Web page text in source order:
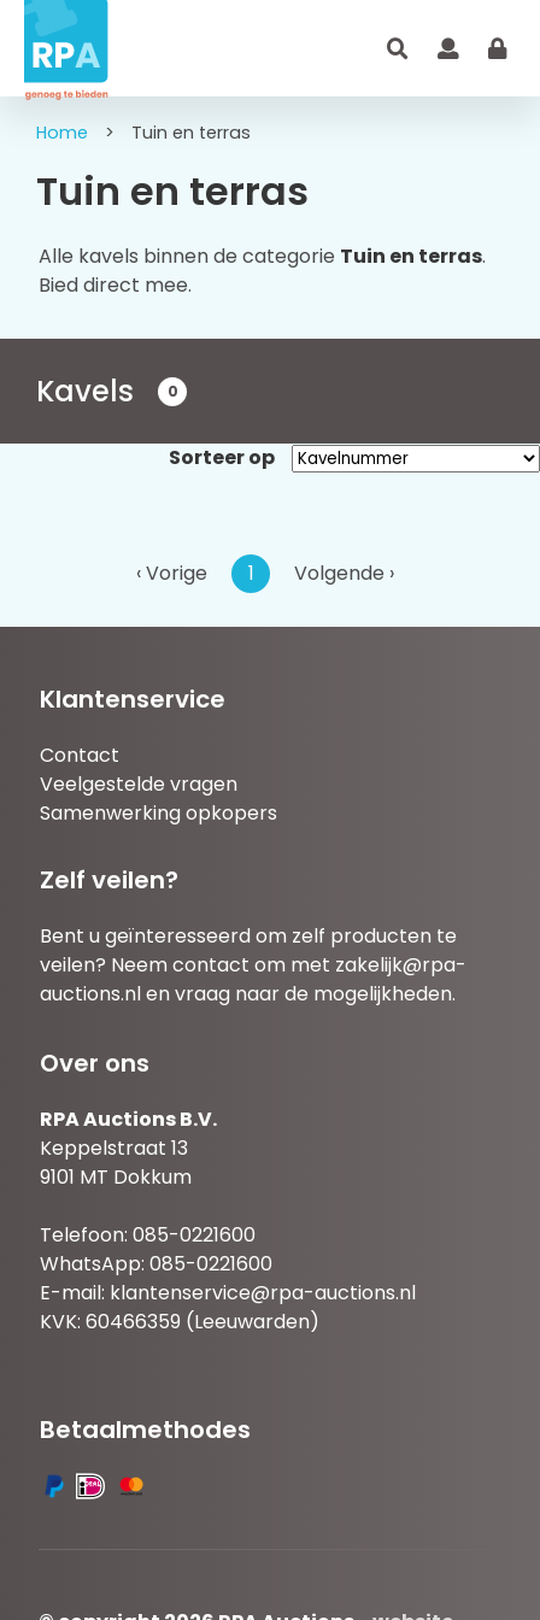
Home > Tuin en terras
Tuin en terras
Alle kavels binnen de categorie Tuin en terras.
Bied direct mee.
Kavels 0
Sorteer op
‹ Vorige 1 Volgende ›
Klantenservice
Contact
Veelgestelde vragen
Samenwerking opkopers
Zelf veilen?
Bent u geïnteresseerd om zelf producten te
veilen? Neem contact om met zakelijk@rpa-
auctions.nlen vraag naar de mogelijkheden.
Over ons
RPA Auctions B.V.
Keppelstraat 13
9101 MT Dokkum
Telefoon: 085-0221600
WhatsApp: 085-0221600
E-mail: klantenservice@rpa-auctions.nl
KVK: 60466359 (Leeuwarden)
Betaalmethodes